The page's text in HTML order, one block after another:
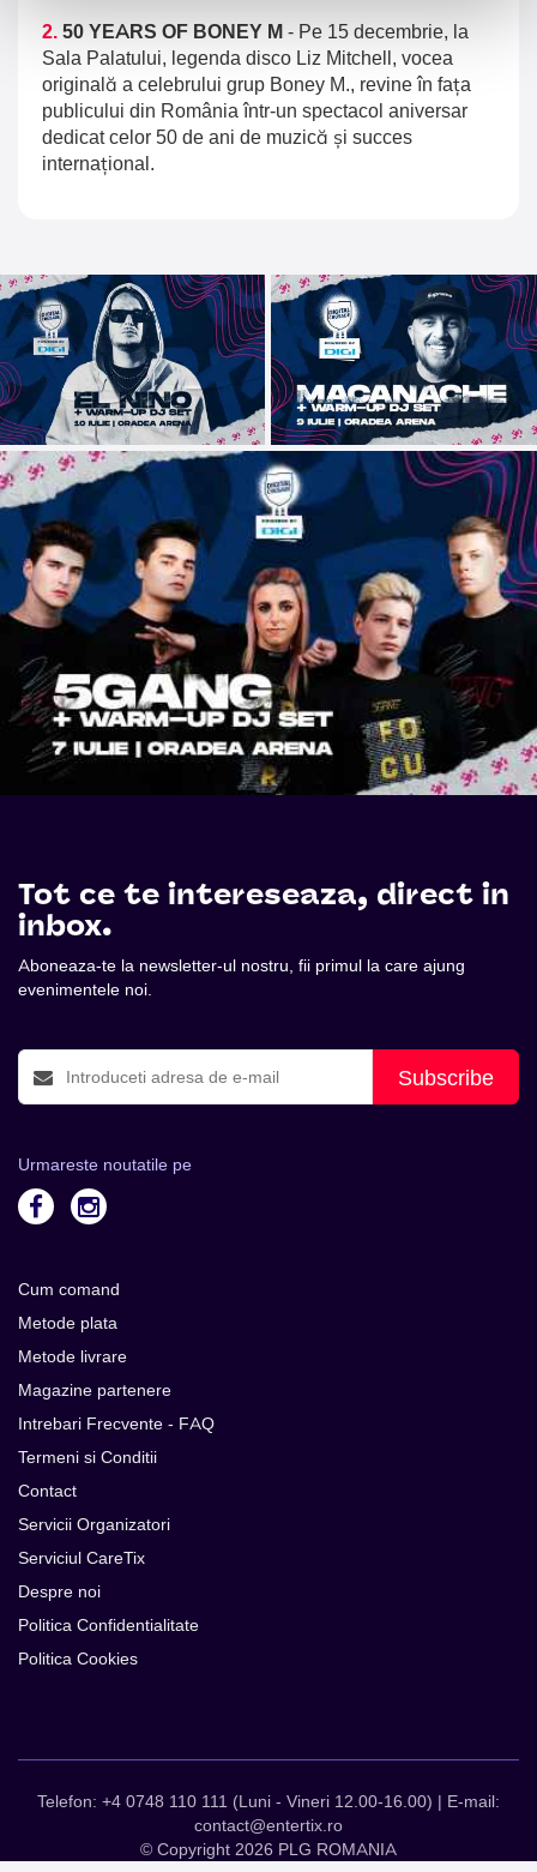
2. 50 YEARS OF BONEY M - Pe 15 decembrie, la
Sala Palatului, legenda disco Liz Mitchell, vocea
originală a celebrului grup Boney M., revine în fața
publicului din România într-un spectacol aniversar
dedicat celor 50 de ani de muzică și succes
internațional.
Tot ce te intereseaza, direct in
inbox.
Aboneaza-te la newsletter-ul nostru, fii primul la care ajung
evenimentele noi.
Subscribe
Urmareste noutatile pe
Cum comand
Metode plata
Metode livrare
Magazine partenere
Intrebari Frecvente - FAQ
Termeni si Conditii
Contact
Servicii Organizatori
Serviciul CareTix
Despre noi
Politica Confidentialitate
Politica Cookies
Telefon: +4 0748 110 111 (Luni - Vineri 12.00-16.00) | E-mail:
contact@entertix.ro
© Copyright 2026 PLG ROMANIA